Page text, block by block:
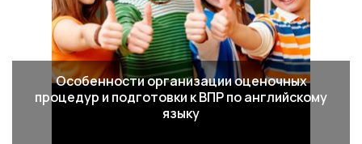
Особенности организации оценочных
процедур и подготовки к ВПР по английскому
языку